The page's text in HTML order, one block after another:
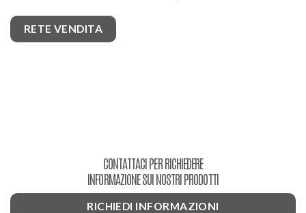
RETE VENDITA
CONTATTACI PER RICHIEDERE
INFORMAZIONE SUI NOSTRI PRODOTTI
RICHIEDI INFORMAZIONI